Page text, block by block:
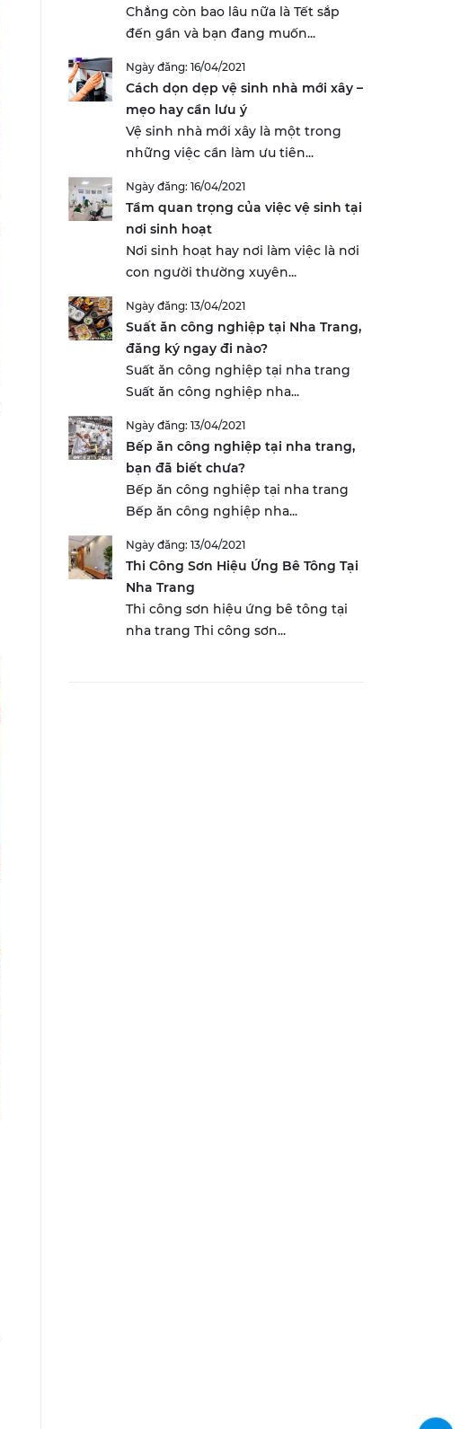
Chẳng còn bao lâu nữa là Tết sắp
đến gần và bạn đang muốn...
Ngày đăng: 16/04/2021
Cách dọn dẹp vệ sinh nhà mới xây –
mẹo hay cần lưu ý
Vệ sinh nhà mới xây là một trong
những việc cần làm ưu tiên...
Ngày đăng: 16/04/2021
Tầm quan trọng của việc vệ sinh tại
nơi sinh hoạt
Nơi sinh hoạt hay nơi làm việc là nơi
con người thường xuyên...
Ngày đăng: 13/04/2021
Suất ăn công nghiệp tại Nha Trang,
đăng ký ngay đi nào?
Suất ăn công nghiệp tại nha trang
Suất ăn công nghiệp nha...
Ngày đăng: 13/04/2021
Bếp ăn công nghiệp tại nha trang,
bạn đã biết chưa?
Bếp ăn công nghiệp tại nha trang
Bếp ăn công nghiệp nha...
Ngày đăng: 13/04/2021
Thi Công Sơn Hiệu Ứng Bê Tông Tại
Nha Trang
Thi công sơn hiệu ứng bê tông tại
nha trang Thi công sơn...